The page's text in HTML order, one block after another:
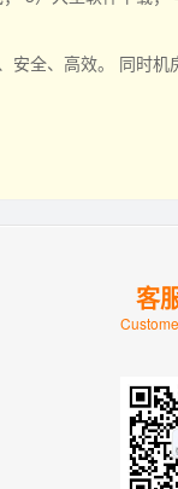
全、高效。 同时机
客